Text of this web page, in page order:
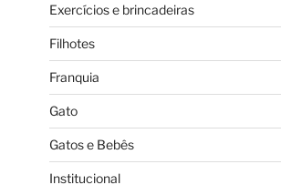
Exercícios e brincadeiras
Filhotes
Franquia
Gato
Gatos e Bebês
Institucional